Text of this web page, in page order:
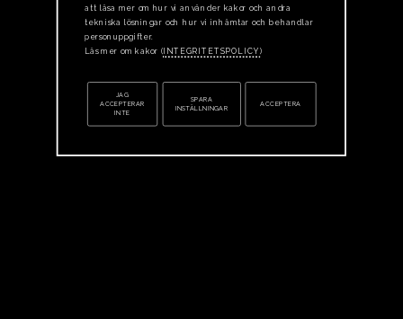
att läsa mer om hur vi använder kakor och andra
tekniska lösningar och hur vi inhämtar och behandlar
personuppgifter.
Läs mer om kakor (INTEGRITETSPOLICY)
JAG
ACCEPTERAR
INTE
SPARA
INSTÄLLNINGAR
ACCEPTERA